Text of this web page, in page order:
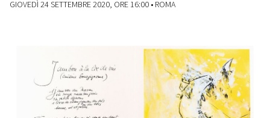
GIOVEDÌ 24 SETTEMBRE 2020, ORE 16:00 • ROMA